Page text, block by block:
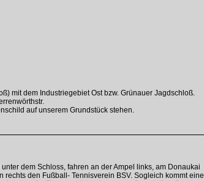
mit dem Industriegebiet Ost bzw. Grünauer Jagdschloß.
auf unserem Grundstück stehen.
dem Schloss, fahren an der Ampel links, am Donaukai
rechts den Fußball- Tennisverein BSV. Sogleich kommt eine